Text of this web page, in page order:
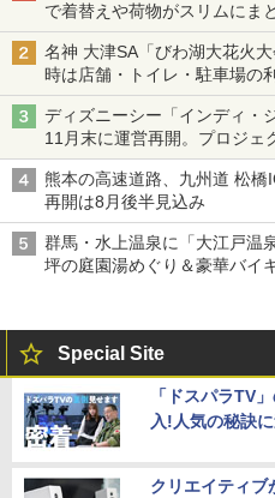
で着替えや荷物がスリムにま
名神 大津SA「びわ湖大花火
時は店舗・トイレ・駐車場の
ディズニーシー「インディ・
11月末に運営再開。プロジェ
は1500円
熊本の高速道路、九州道 松
再開は8月後半見込み
群馬・水上温泉に「大江戸温
坪の庭園湯めぐり＆豪華バイ
Special Site
「ドスパラTV
入!人気の秘訣
クリエイティブ